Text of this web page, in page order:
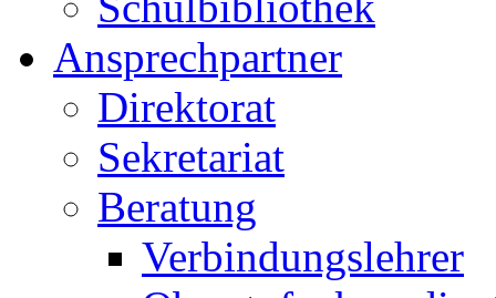
Ansprechpartner
Direktorat
Sekretariat
Beratung
Verbindungslehrer